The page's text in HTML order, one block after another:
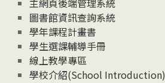
主網頁後端管理系統
圖書館資訊查詢系統
學年課程計畫書
學生選課輔導手冊
線上教學專區
學校介紹(School Introduction)